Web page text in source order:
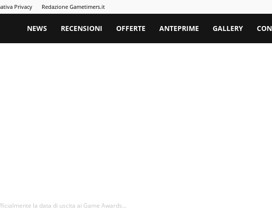
Privacy Redazione Gametimers.it
Gametimers
NEWS RECENSIONI OFFERTE ANTEPRIME GALLERY
la data di uscita ai Game Awards...